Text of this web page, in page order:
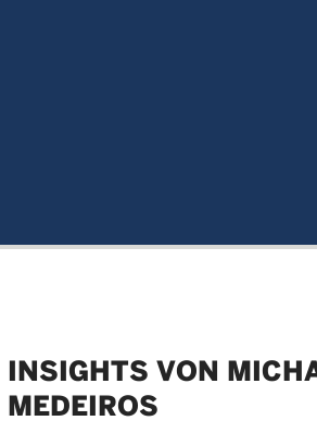
INSIGHTS VON
MEDEIROS